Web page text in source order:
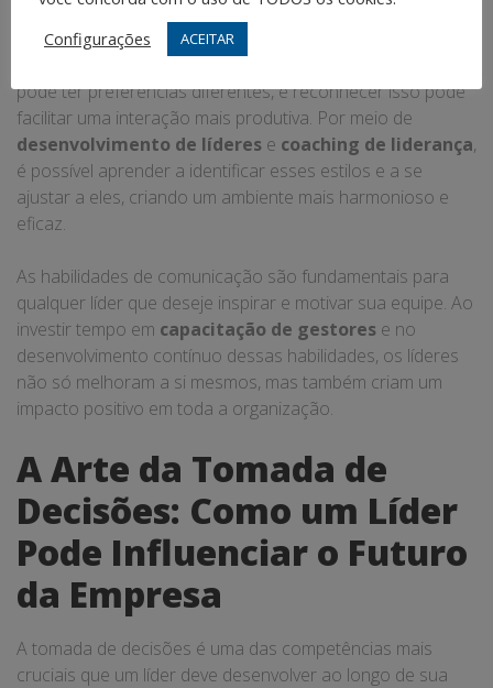
Um líder eficaz também deve ser capaz de adaptar seu
pode ter preferências diferentes, e reconhecer isso pode
facilitar uma interação mais produtiva. Por meio de
desenvolvimento de líderes e coaching de liderança,
é possível aprender a identificar esses estilos e a se
ajustar a eles, criando um ambiente mais harmonioso e
eficaz.
As habilidades de comunicação são fundamentais para
qualquer líder que deseje inspirar e motivar sua equipe. Ao
investir tempo em capacitação de gestores e no
desenvolvimento contínuo dessas habilidades, os líderes
não só melhoram a si mesmos, mas também criam um
impacto positivo em toda a organização.
A Arte da Tomada de
Decisões: Como um Líder
Pode Influenciar o Futuro
da Empresa
A tomada de decisões é uma das competências mais
cruciais que um líder deve desenvolver ao longo de sua
Configurações
ACEITAR